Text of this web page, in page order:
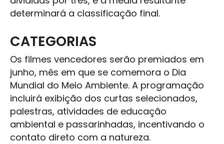
determinará a classificação final.
CATEGORIAS
Os filmes vencedores serão premiados em
junho, mês em que se comemora o Dia
Mundial do Meio Ambiente. A programação
incluirá exibição dos curtas selecionados,
palestras, atividades de educação
ambiental e passarinhadas, incentivando o
contato direto com a natureza.